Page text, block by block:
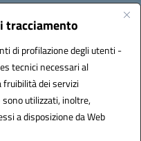
tracciamento
di profilazione degli utenti -
tecnici necessari al
dei servizi
utilizzati, inoltre,
a disposizione da Web
del Greco (NA)
- Cod.Fisc. 95170530638